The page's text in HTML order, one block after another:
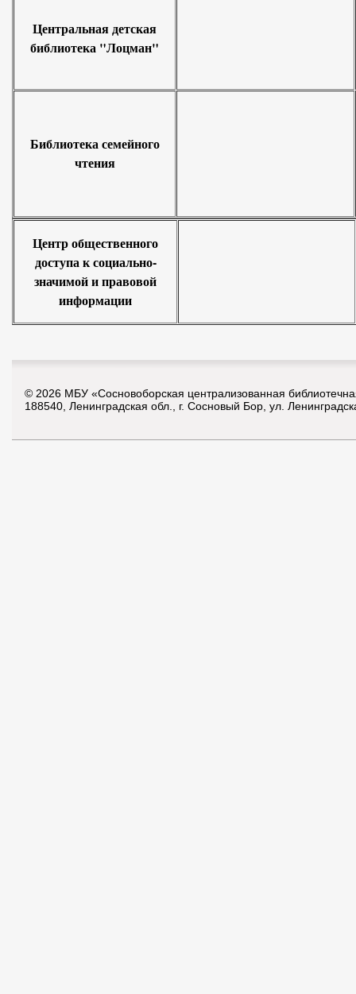
Центральная детская
библиотека "Лоцман"
Библиотека семейного
чтения
Центр общественного
доступа к социально-
значимой и правовой
информации
© 2026 МБУ «Сосновоборская централизованная
188540, Ленинградская обл., г. Сосновый Бор, ул.